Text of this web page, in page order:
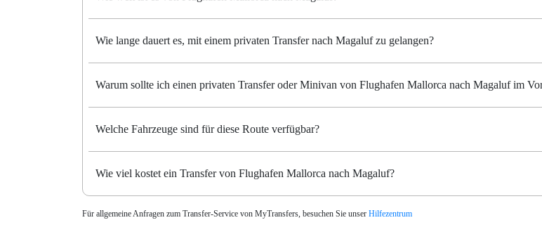
Wie lange dauert es, mit einem privaten Transfer nach Magaluf zu gelangen?
Warum sollte ich einen privaten Transfer oder Minivan von Flughafen Mallorca nach Magaluf im
Welche Fahrzeuge sind für diese Route verfügbar?
Wie viel kostet ein Transfer von Flughafen Mallorca nach Magaluf?
Für allgemeine Anfragen zum Transfer-Service von MyTransfers, besuchen Sie unser Hilfezentrum